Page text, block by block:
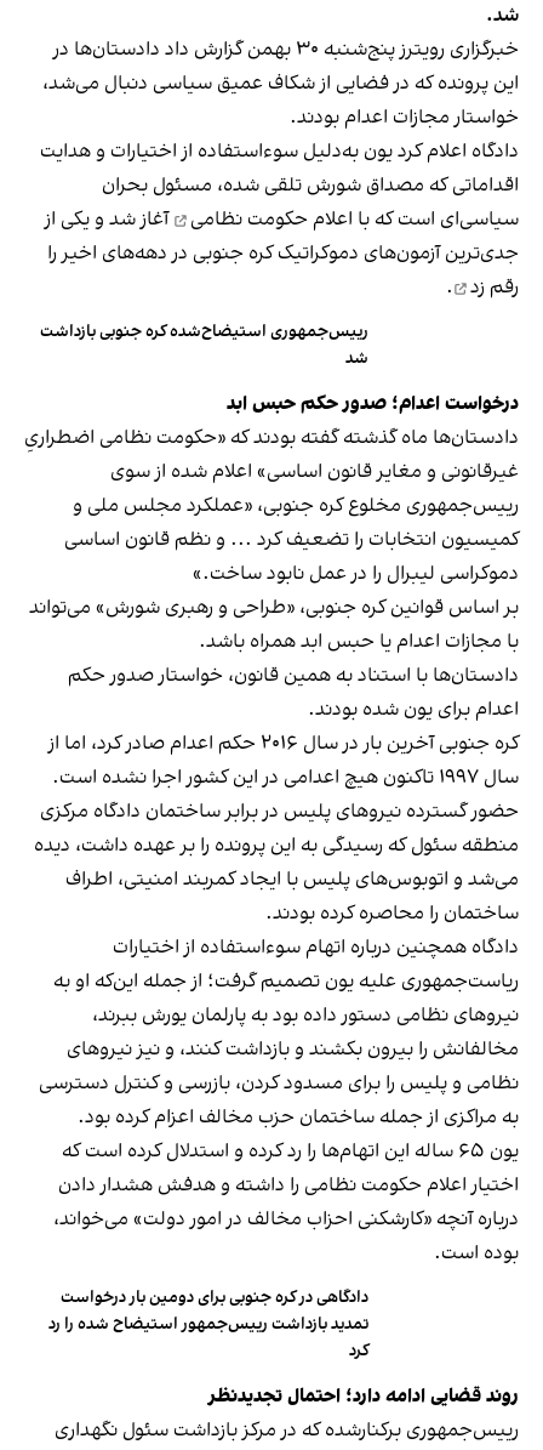
شد.
خبرگزاری رویترز پنج‌شنبه ۳۰ بهمن گزارش داد دادستان‌ها در
این پرونده که در فضایی از شکاف عمیق سیاسی دنبال می‌شد،
خواستار مجازات اعدام بودند.
دادگاه اعلام کرد یون به‌دلیل سوءاستفاده از اختیارات و هدایت
اقداماتی که مصداق شورش تلقی شده، مسئول بحران
سیاسی‌ای است که با اعلام حکومت نظامی
آغاز شد و یکی از
جدی‌ترین آزمون‌های دموکراتیک کره جنوبی در دهه‌های اخیر را
رقم زد
.
رییس‌جمهوری استیضاح‌شده کره جنوبی بازداشت
شد
درخواست اعدام؛ صدور حکم حبس ابد
دادستان‌ها ماه گذشته گفته بودند که «حکومت نظامی اضطراریِ
غیرقانونی و مغایر قانون اساسی» اعلام شده از سوی
رییس‌جمهوری مخلوع کره جنوبی، «عملکرد مجلس ملی و
کمیسیون انتخابات را تضعیف کرد ... و نظم قانون اساسی
دموکراسی لیبرال را در عمل نابود ساخت.»
بر اساس قوانین کره جنوبی، «طراحی و رهبری شورش» می‌تواند
با مجازات اعدام یا حبس ابد همراه باشد.
دادستان‌ها با استناد به همین قانون، خواستار صدور حکم
اعدام برای یون شده بودند.
کره جنوبی آخرین بار در سال ۲۰۱۶ حکم اعدام صادر کرد، اما از
سال ۱۹۹۷ تاکنون هیچ اعدامی در این کشور اجرا نشده است.
حضور گسترده نیروهای پلیس در برابر ساختمان دادگاه مرکزی
منطقه سئول که رسیدگی به این پرونده را بر عهده داشت، دیده
می‌شد و اتوبوس‌های پلیس با ایجاد کمربند امنیتی، اطراف
ساختمان را محاصره کرده بودند.
دادگاه همچنین درباره اتهام سوءاستفاده از اختیارات
ریاست‌جمهوری علیه یون تصمیم گرفت؛ از جمله این‌که او به
نیروهای نظامی دستور داده بود به پارلمان یورش ببرند،
مخالفانش را بیرون بکشند و بازداشت کنند، و نیز نیروهای
نظامی و پلیس را برای مسدود کردن، بازرسی و کنترل دسترسی
به مراکزی از جمله ساختمان حزب مخالف اعزام کرده بود.
یون ۶۵ ساله این اتهام‌ها را رد کرده و استدلال کرده است که
اختیار اعلام حکومت نظامی را داشته و هدفش هشدار دادن
درباره آنچه «کارشکنی احزاب مخالف در امور دولت» می‌خواند،
بوده است.
دادگاهی در کره جنوبی برای دومین بار درخواست
تمدید بازداشت رییس‌جمهور استیضاح شده را رد
کرد
روند قضایی ادامه دارد؛ احتمال تجدیدنظر
رییس‌جمهوری برکنارشده که در مرکز بازداشت سئول نگهداری